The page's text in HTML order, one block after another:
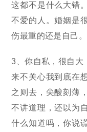
这都不是什么大错
不爱的人。婚姻是
伤最重的还是自己。
3、你自私，很自大
来不关心我到底在
之则去，尖酸刻薄
不讲道理，还以为
什么知道吗，你说